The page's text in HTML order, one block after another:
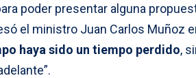
poder presentar alguna
el ministro Juan Carlos Muñoz
haya sido un tiempo perdido,